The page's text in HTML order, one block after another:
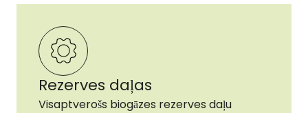
Rezerves daļas
Visaptverošs biogāzes rezerves daļu